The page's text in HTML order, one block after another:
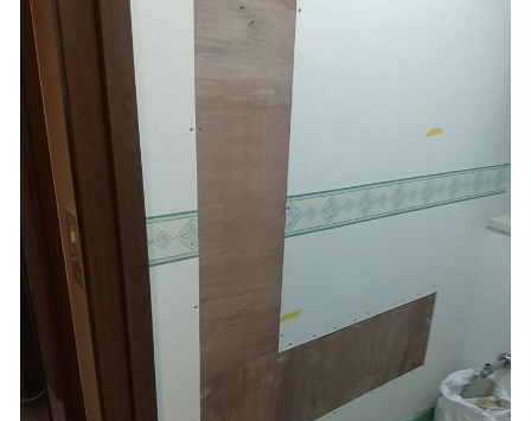
完成（全体）